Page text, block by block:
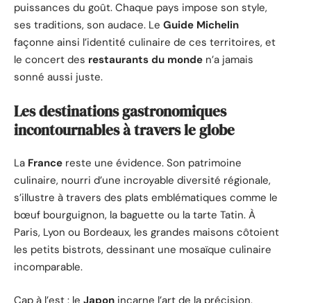
puissances du goût. Chaque pays impose son style,
ses traditions, son audace. Le Guide Michelin
façonne ainsi l’identité culinaire de ces territoires, et
le concert des restaurants du monde n’a jamais
sonné aussi juste.
Les destinations gastronomiques
incontournables à travers le globe
La France reste une évidence. Son patrimoine
culinaire, nourri d’une incroyable diversité régionale,
s’illustre à travers des plats emblématiques comme le
bœuf bourguignon, la baguette ou la tarte Tatin. À
Paris, Lyon ou Bordeaux, les grandes maisons côtoient
les petits bistrots, dessinant une mosaïque culinaire
incomparable.
Cap à l’est : le Japon incarne l’art de la précision.